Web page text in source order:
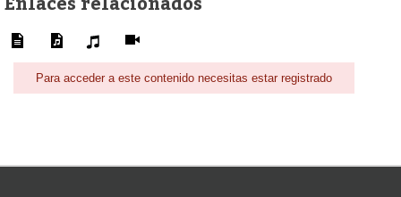
Para acceder a este contenido necesitas estar registrado